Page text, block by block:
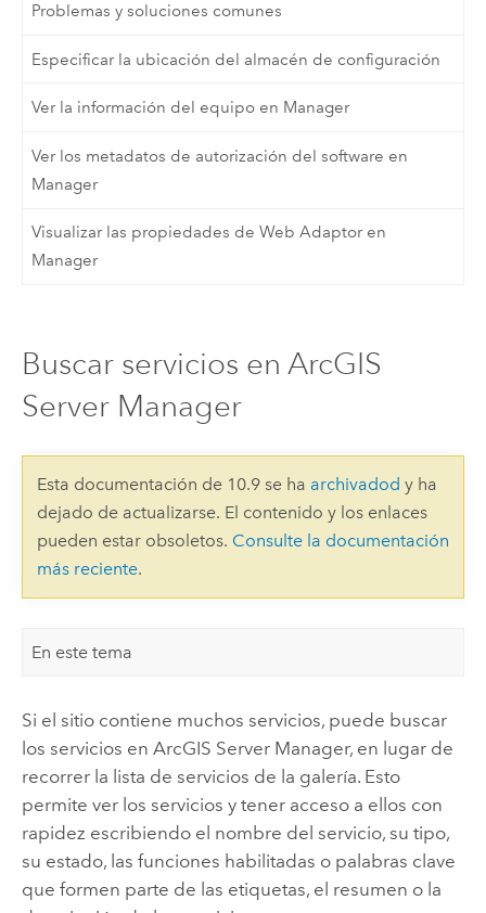
Problemas y soluciones comunes
Especificar la ubicación del almacén de configuración
Ver la información del equipo en Manager
Ver los metadatos de autorización del software en
Manager
Visualizar las propiedades de Web Adaptor en
Manager
Buscar servicios en ArcGIS
Server Manager
Esta documentación de 10.9 se ha archivadod y ha
dejado de actualizarse. El contenido y los enlaces
pueden estar obsoletos. Consulte la documentación
más reciente.
En este tema
Si el sitio contiene muchos servicios, puede buscar
los servicios en ArcGIS Server Manager, en lugar de
recorrer la lista de servicios de la galería. Esto
permite ver los servicios y tener acceso a ellos con
rapidez escribiendo el nombre del servicio, su tipo,
su estado, las funciones habilitadas o palabras clave
que formen parte de las etiquetas, el resumen o la